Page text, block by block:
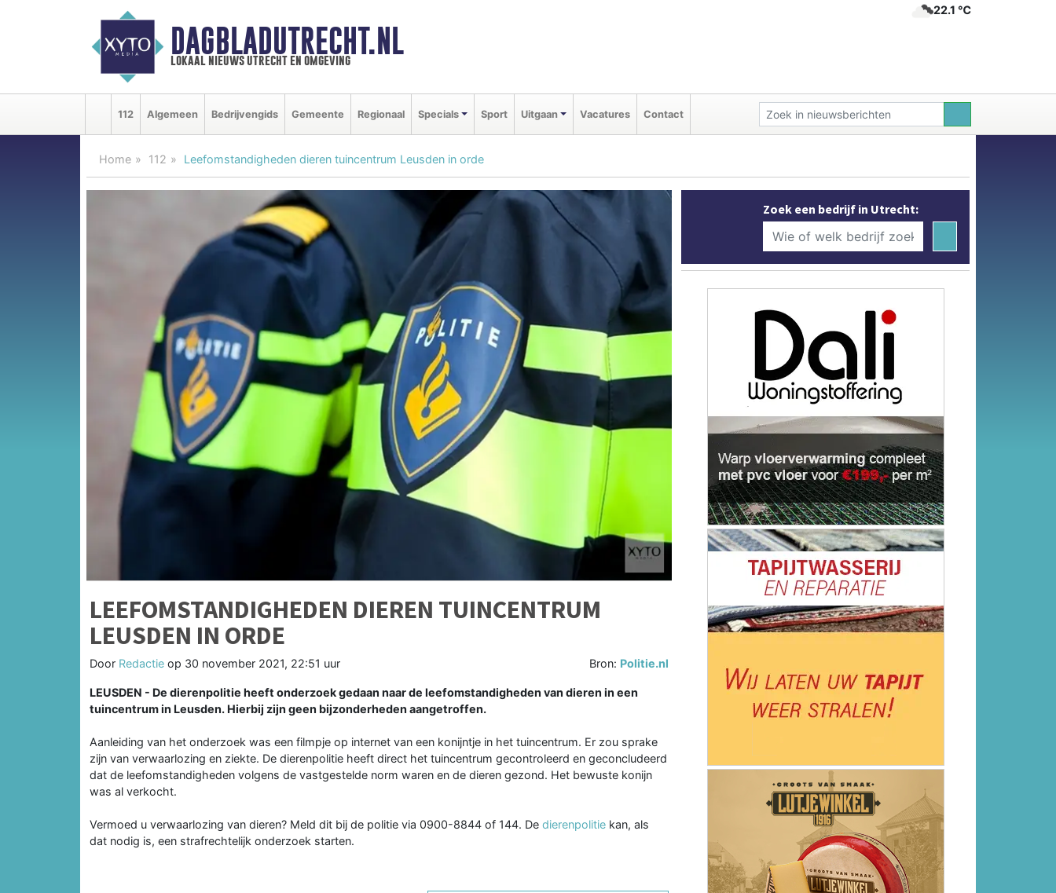
DAGBLADUTRECHT.NL
lokaal nieuws utrecht en omgeving
22.1 ℃
112 Algemeen Bedrijvengids Gemeente Regionaal Specials Sport Uitgaan Vacatures Contact
Home 112 Leefomstandigheden dieren tuincentrum Leusden in orde
LEEFOMSTANDIGHEDEN DIEREN TUINCENTRUM
LEUSDEN IN ORDE
Door Redactie op 30 november 2021, 22:51 uur Bron: Politie.nl
LEUSDEN - De dierenpolitie heeft onderzoek gedaan naar de leefomstandigheden van dieren in een
tuincentrum in Leusden. Hierbij zijn geen bijzonderheden aangetroffen.
Aanleiding van het onderzoek was een filmpje op internet van een konijntje in het tuincentrum. Er zou sprake
zijn van verwaarlozing en ziekte. De dierenpolitie heeft direct het tuincentrum gecontroleerd en geconcludeerd
dat de leefomstandigheden volgens de vastgestelde norm waren en de dieren gezond. Het bewuste konijn
was al verkocht.
Vermoed u verwaarlozing van dieren? Meld dit bij de politie via 0900-8844 of 144. De dierenpolitie kan, als
dat nodig is, een strafrechtelijk onderzoek starten.
Zoek een bedrijf in Utrecht: